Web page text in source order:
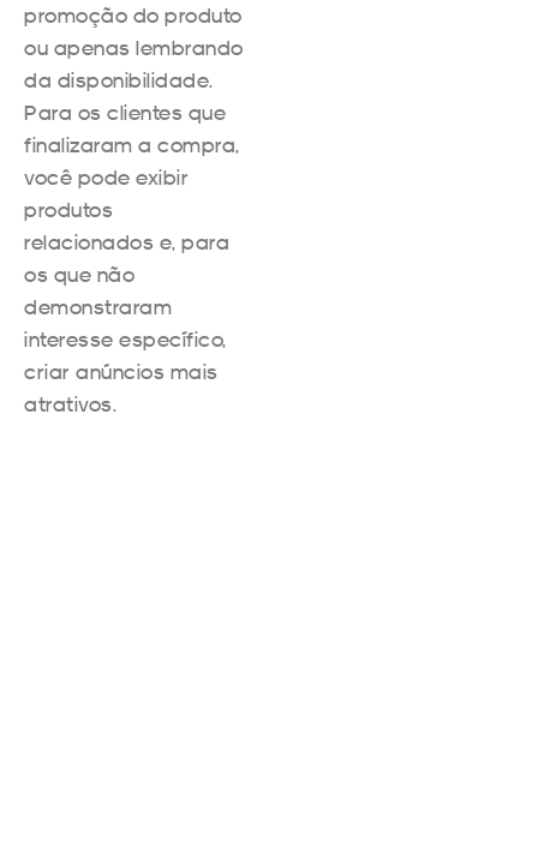
promoção do produto
ou apenas lembrando
da disponibilidade.
Para os clientes que
finalizaram a compra,
você pode exibir
produtos
relacionados e, para
os que não
demonstraram
interesse específico,
criar anúncios mais
atrativos.